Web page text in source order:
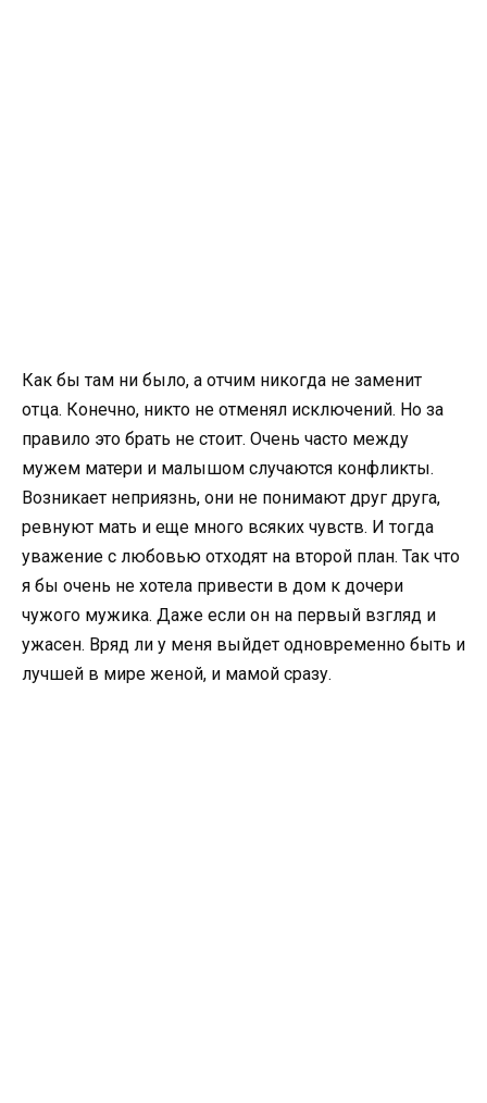
Как бы там ни было, а отчим никогда не заменит
отца. Конечно, никто не отменял исключений. Но за
правило это брать не стоит. Очень часто между
мужем матери и малышом случаются конфликты.
Возникает неприязнь, они не понимают друг друга,
ревнуют мать и еще много всяких чувств. И тогда
уважение с любовью отходят на второй план. Так что
я бы очень не хотела привести в дом к дочери
чужого мужика. Даже если он на первый взгляд и
ужасен. Вряд ли у меня выйдет одновременно быть и
лучшей в мире женой, и мамой сразу.